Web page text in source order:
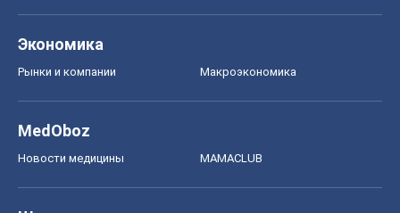
Экономика
Рынки и компании Mакроэкономика
MedOboz
Новости медицины MAMACLUB